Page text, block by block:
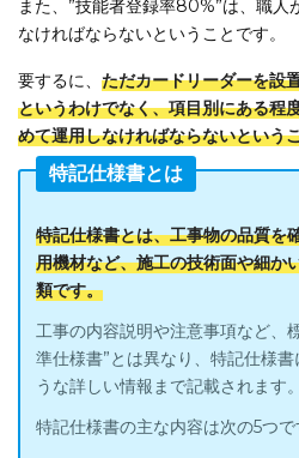
また、”技能者登録率80%”は、職
なければならないということです。
要するに、 ただカードリーダーを設
というわけでなく、項目別にある程
めて運用しなければならないという
特記仕様書とは
特記仕様書とは、工事物の品質を
用機材など、施工の技術面や細か
類です。
工事の内容説明や注意事項など、
準仕様書”とは異なり、特記仕様
うな詳しい情報まで記載されます。
特記仕様書の主な内容は次の5つで